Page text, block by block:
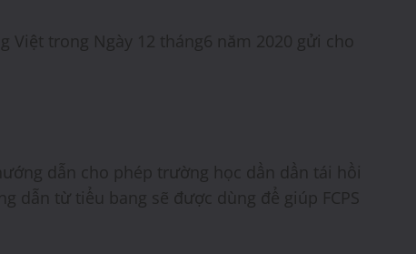
Việt trong Ngày 12 tháng6 năm 2020 gửi cho
dẫn cho phép trường học dần dần tái hồi
dẫn từ tiểu bang sẽ được dùng để giúp FCPS